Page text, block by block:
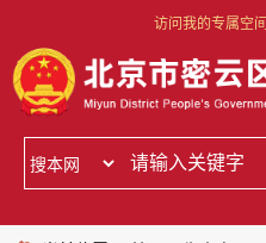
访问我的专属空间